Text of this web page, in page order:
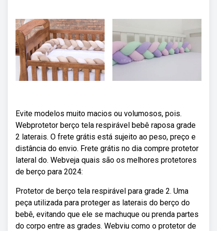
Evite modelos muito macios ou volumosos, pois.
Webprotetor berço tela respirável bebê raposa grade
2 laterais. O frete grátis está sujeito ao peso, preço e
distância do envio. Frete grátis no dia compre protetor
lateral do. Webveja quais são os melhores protetores
de berço para 2024:
Protetor de berço tela respirável para grade 2. Uma
peça utilizada para proteger as laterais do berço do
bebê, evitando que ele se machuque ou prenda partes
do corpo entre as grades. Webviu como o protetor de